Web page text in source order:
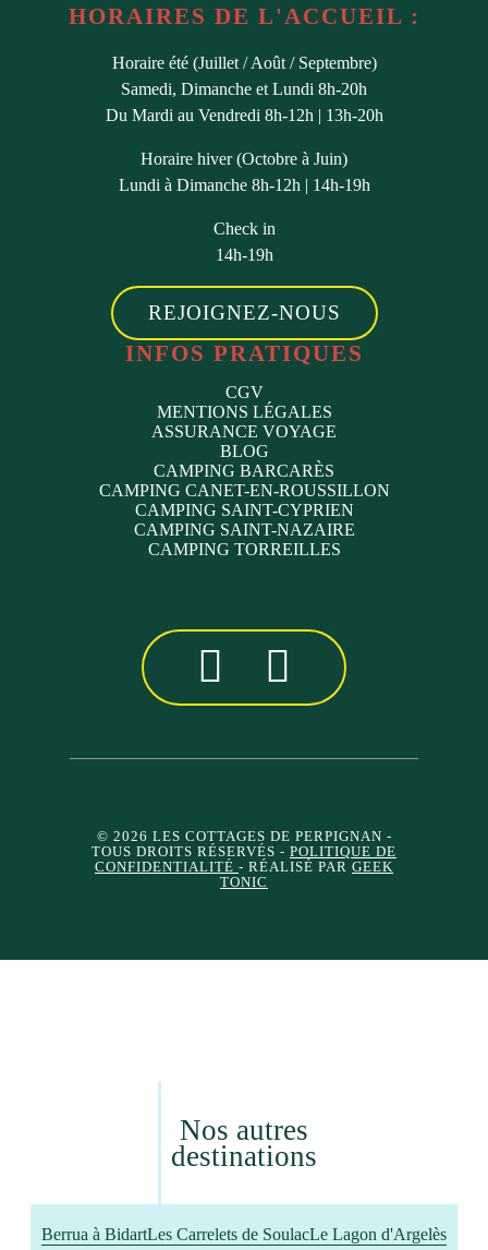
HORAIRES DE L'ACCUEIL :
Horaire été (Juillet / Août / Septembre)
Samedi, Dimanche et Lundi 8h-20h
Du Mardi au Vendredi 8h-12h | 13h-20h
Horaire hiver (Octobre à Juin)
Lundi à Dimanche 8h-12h | 14h-19h
Check in
14h-19h
REJOIGNEZ-NOUS
INFOS PRATIQUES
CGV
MENTIONS LÉGALES
ASSURANCE VOYAGE
BLOG
CAMPING BARCARÈS
CAMPING CANET-EN-ROUSSILLON
CAMPING SAINT-CYPRIEN
CAMPING SAINT-NAZAIRE
CAMPING TORREILLES
© 2026 LES COTTAGES DE PERPIGNAN -
TOUS DROITS RÉSERVÉS - POLITIQUE DE
CONFIDENTIALITÉ - RÉALISÉ PAR GEEK
TONIC
Nos autres
destinations
Berrua à BidartLes Carrelets de SoulacLe Lagon d'Argelès